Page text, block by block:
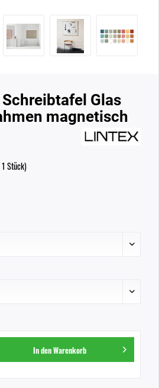
Glas
magnetisch
Stück)
In denWarenkorb